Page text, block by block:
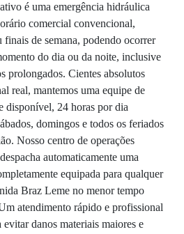
é uma emergência hidráulica
comercial convencional,
de semana, podendo ocorrer
do dia ou da noite, inclusive
prolongados. Cientes absolutos
real, mantemos uma equipe de
disponível, 24 horas por dia
domingos e todos os feriados
Nosso centro de operações
automaticamente uma
equipada para qualquer
Braz Leme no menor tempo
atendimento rápido e profissional
danos materiais maiores e